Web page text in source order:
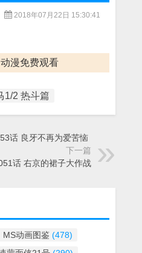
2018年07月22日 15:30:41
漫免费观看
1/2 热斗篇
话 良牙不再为爱苦恼
下一篇
话 右京的裙子大作战
MS动画图鉴 (478)